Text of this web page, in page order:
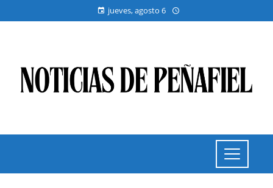
jueves, agosto 6